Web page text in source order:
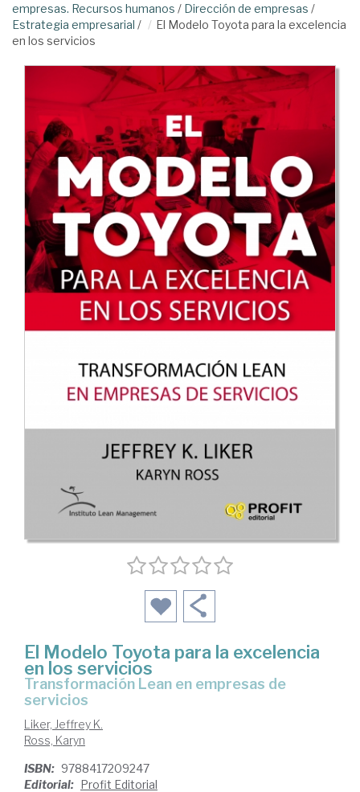
empresas. Recursos humanos / Dirección de empresas /
Estrategia empresarial /
El Modelo Toyota para la excelencia
en los servicios
El Modelo Toyota para la excelencia
en los servicios
transformación Lean en empresas de
servicios
Liker, Jeffrey K.
Ross, Karyn
ISBN: 9788417209247
Editorial: Profit Editorial